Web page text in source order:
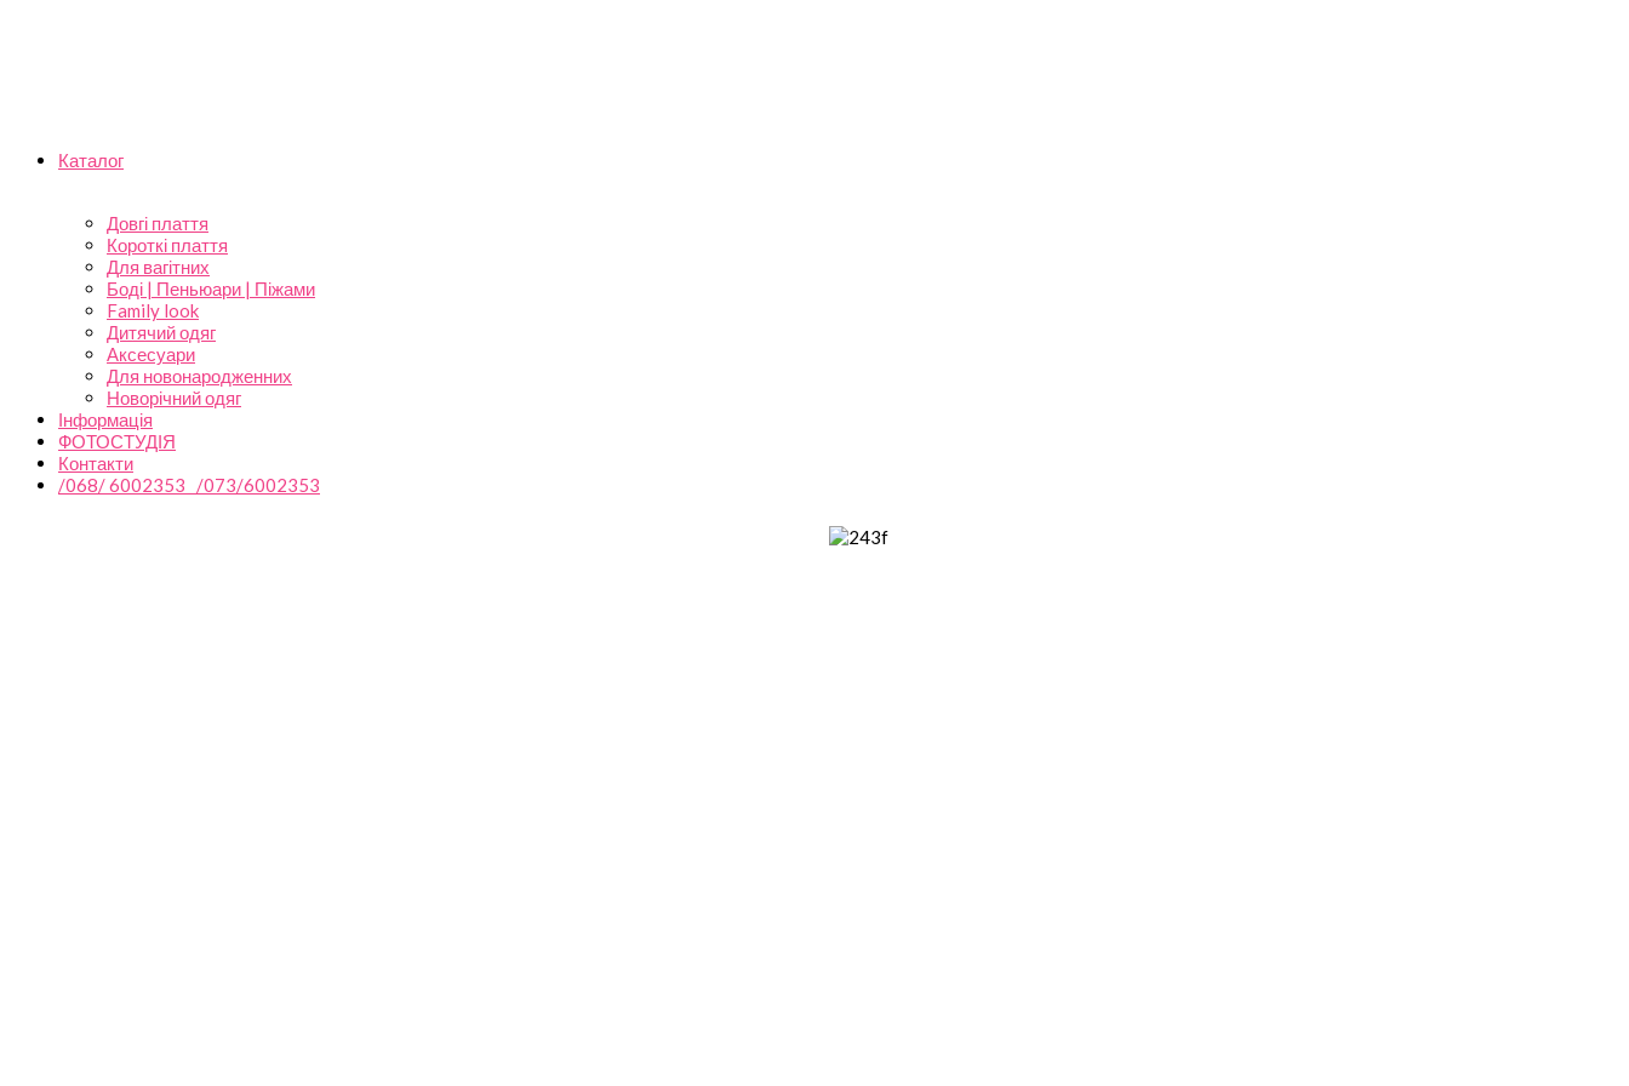
Каталог
Довгі плаття
Короткі плаття
Для вагітних
Боді | Пеньюари | Піжами
Family look
Дитячий одяг
Аксесуари
Для новонародженних
Новорічний одяг
Інформація
ФОТОСТУДІЯ
Контакти
/068/ 6002353 /073/6002353